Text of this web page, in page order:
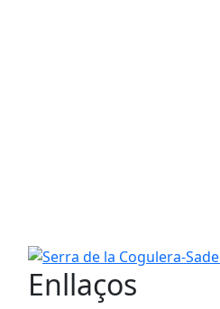
Serra de la Cogulera-
Enllaços